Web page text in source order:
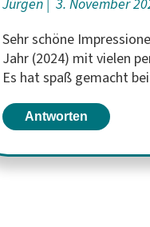
Jürgen 3. November
Sehr schöne
Jahr (2024) mit vielen
Es hat spaß gemacht
Antworten